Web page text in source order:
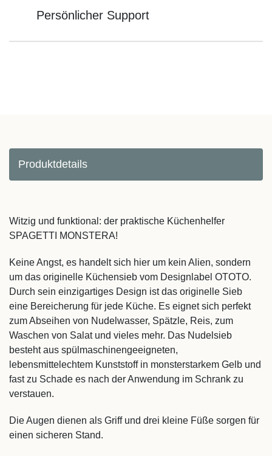
Persönlicher Support
Produktdetails
Witzig und funktional: der praktische Küchenhelfer
SPAGETTI MONSTERA!
Keine Angst, es handelt sich hier um kein Alien, sondern
um das originelle Küchensieb vom Designlabel OTOTO.
Durch sein einzigartiges Design ist das originelle Sieb
eine Bereicherung für jede Küche. Es eignet sich perfekt
zum Abseihen von Nudelwasser, Spätzle, Reis, zum
Waschen von Salat und vieles mehr. Das Nudelsieb
besteht aus spülmaschinengeeigneten,
lebensmittelechtem Kunststoff in monsterstarkem Gelb und
fast zu Schade es nach der Anwendung im Schrank zu
verstauen.
Die Augen dienen als Griff und drei kleine Füße sorgen für
einen sicheren Stand.